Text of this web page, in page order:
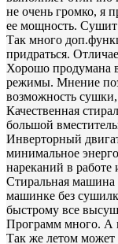
не очень громко, я
ее мощность.
Так много
придраться.
Хорошо продумана
режимы. Мнение
возможность
Качественная
большой
Инверторный
минимальное
нареканий в
Стиральная машина
машинке без
быстрому все
Программ много. А
Так же летом